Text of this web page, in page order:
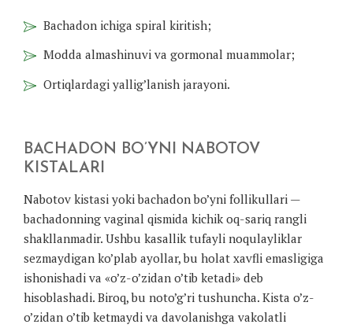
Bachadon ichiga spiral kiritish;
Modda almashinuvi va gormonal muammolar;
Ortiqlardagi yallig’lanish jarayoni.
BACHADON BO’YNI NABOTOV
KISTALARI
Nabotov kistasi yoki bachadon bo’yni follikullari —
bachadonning vaginal qismida kichik oq-sariq rangli
shakllanmadir. Ushbu kasallik tufayli noqulayliklar
sezmaydigan ko’plab ayollar, bu holat xavfli emasligiga
ishonishadi va «o’z-o’zidan o’tib ketadi» deb
hisoblashadi. Biroq, bu noto’g’ri tushuncha. Kista o’z-
o’zidan o’tib ketmaydi va davolanishga vakolatli